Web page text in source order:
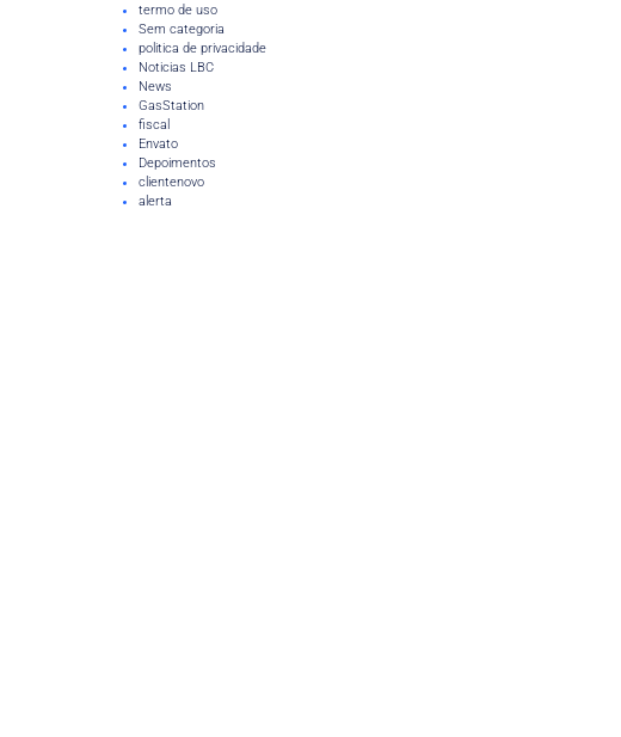
termo de uso
Sem categoria
politica de privacidade
Noticias LBC
News
GasStation
fiscal
Envato
Depoimentos
clientenovo
alerta